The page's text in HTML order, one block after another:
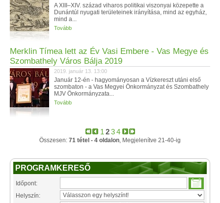
A XIII–XIV. század viharos politikai viszonyai közepette a
Dunántúl nyugati területeinek irányítása, mind az egyház,
mind a...
Tovább
Merklin Tímea lett az Év Vasi Embere - Vas Megye és
Szombathely Város Bálja 2019
2019. január 13. 13:00
Január 12-én - hagyományosan a Vízkereszt utáni első
szombaton - a Vas Megyei Önkormányzat és Szombathely
MJV Önkormányzata...
Tovább
1 2 3 4
Összesen: 71 tétel - 4 oldalon, Megjelenítve 21-40-ig
PROGRAMKERESŐ
Időpont:
Helyszín: